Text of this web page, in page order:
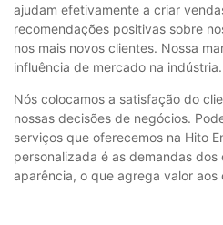
ajudam efetivamente a criar
recomendações positivas sobre
nos mais novos clientes. Nossa
influência de mercado na indústria.
Nós colocamos a satisfação do
nossas decisões de negócios.
serviços que oferecemos na Hito
personalizada é as demandas
aparência, o que agrega valor aos